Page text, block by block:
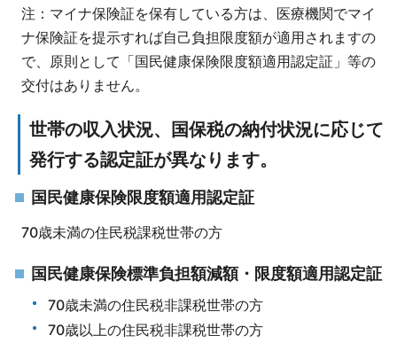
注：マイナ保険証を保有している方は、医療機関でマイ
ナ保険証を提示すれば自己負担限度額が適用されますの
で、原則として「国民健康保険限度額適用認定証」等の
交付はありません。
世帯の収入状況、国保税の納付状況に応じて
発行する認定証が異なります。
国民健康保険限度額適用認定証
70歳未満の住民税課税世帯の方
国民健康保険標準負担額減額・限度額適用認定証
70歳未満の住民税非課税世帯の方
70歳以上の住民税非課税世帯の方